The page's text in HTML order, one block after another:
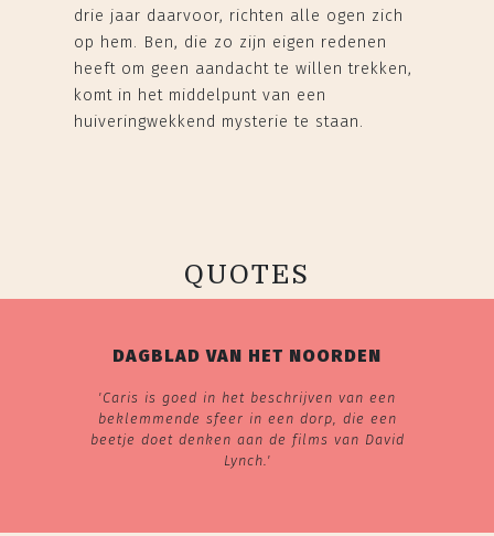
drie jaar daarvoor, richten alle ogen zich
op hem. Ben, die zo zijn eigen redenen
heeft om geen aandacht te willen trekken,
komt in het middelpunt van een
huiveringwekkend mysterie te staan.
QUOTES
DAGBLAD VAN HET NOORDEN
'Caris is goed in het beschrijven van een
beklemmende sfeer in een dorp, die een
beetje doet denken aan de films van David
Lynch.'